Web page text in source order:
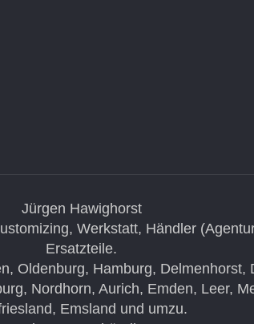
Jürgen Hawighorst
Werkstatt, Händler
Ersatzteile.
Oldenburg, Hamburg, Delmenhorst,
Nordhorn, Aurich, Emden, Leer,
Emsland und umzu.